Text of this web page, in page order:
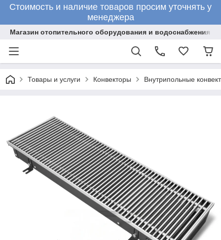
Стоимость и наличие товаров просим уточнять у
менеджера
Магазин отопительного оборудования и водоснабжения
Товары и услуги Конвекторы Внутрипольные